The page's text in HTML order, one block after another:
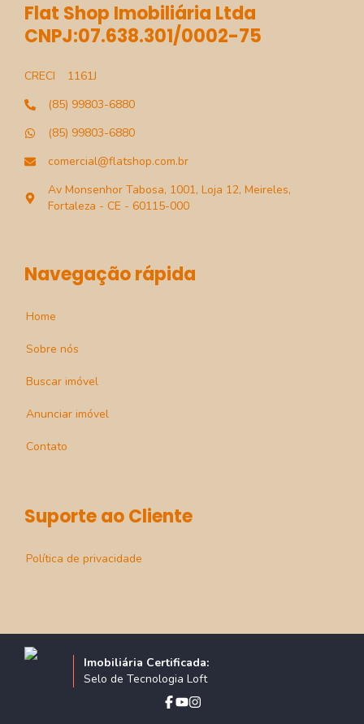
Flat Shop Imobiliária Ltda
CNPJ:07.638.301/0002-75
CRECI
1161J
(85) 99803-6880
(85) 99803-6880
comercial@flatshop.com.br
Av Monsenhor Tabosa, 1001, Loja 12, Meireles,
Fortaleza - CE - 60115-000
Navegação rápida
Home
Sobre nós
Buscar imóvel
Anunciar imóvel
Contato
Suporte ao Cliente
Política de privacidade
Imobiliária Certificada:
Selo de Tecnologia Loft